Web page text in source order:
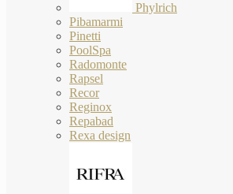
Phylrich
Pibamarmi
Pinetti
PoolSpa
Radomonte
Rapsel
Recor
Reginox
Repabad
Rexa design